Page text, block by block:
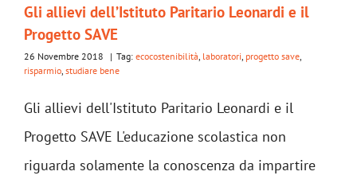
Gli allievi dell’Istituto Paritario Leonardi e il
Progetto SAVE
26 Novembre 2018 | Tag: ecocostenibilità laboratori progetto save
risparmio studiare bene
Gli allievi dell'Istituto Paritario Leonardi e il
Progetto SAVE L'educazione scolastica non
riguarda solamente la conoscenza da impartire